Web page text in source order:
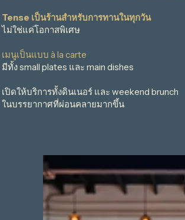
Tense เป็นร้านสำหรับการทานในทุกวัน
ไม่ใช่แค่โอกาสพิเศษ
เมนูเป็นแบบ à la carte
มีทั้ง small plates และ main dishes
เปิดให้บริการทั้งดินเนอร์ และ weekend brunch
ในบรรยากาศที่ผ่อนคลายมากขึ้น